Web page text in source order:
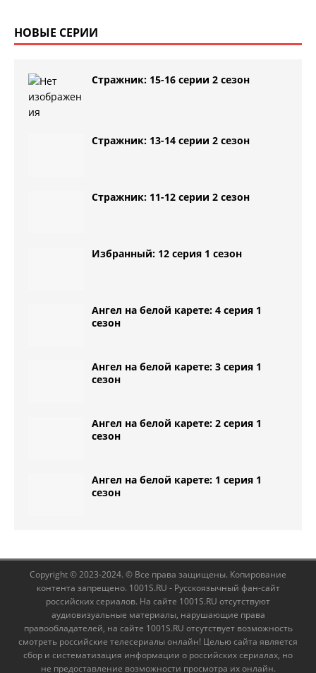
НОВЫЕ СЕРИИ
Стражник: 15-16 серии 2 сезон
Стражник: 13-14 серии 2 сезон
Стражник: 11-12 серии 2 сезон
Избранный: 12 серия 1 сезон
Ангел на белой карете: 4 серия 1
сезон
Ангел на белой карете: 3 серия 1
сезон
Ангел на белой карете: 2 серия 1
сезон
Ангел на белой карете: 1 серия 1
сезон
Copyright © 2023-2024. © Все права защищены. Копирование
контента запрещено. 1001S.RU - Русскоязычный фан-сайт
российских сериалов. На сайте 1001S.RU отсутствуют
аудиовизуальные материалы, нарушающие права
правообладателей, на сайте 1001S.RU отсутствует возможность
смотреть российские телесериалы онлайн! Целью сайта является
сбор и систематизация информации о российских сериалах, но
не предоставление возможности просмотра их онлайн.